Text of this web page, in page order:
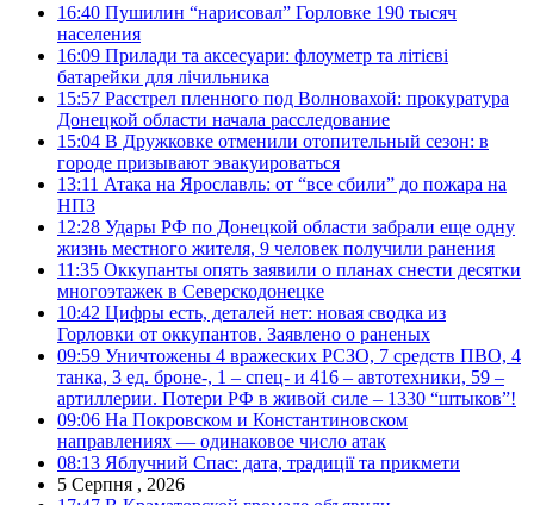
16:40 Пушилин “нарисовал” Горловке 190 тысяч
населения
16:09 Прилади та аксесуари: флоуметр та літієві
батарейки для лічильника
15:57 Расстрел пленного под Волновахой: прокуратура
Донецкой области начала расследование
15:04 В Дружковке отменили отопительный сезон: в
городе призывают эвакуироваться
13:11 Атака на Ярославль: от “все сбили” до пожара на
НПЗ
12:28 Удары РФ по Донецкой области забрали еще одну
жизнь местного жителя, 9 человек получили ранения
11:35 Оккупанты опять заявили о планах снести десятки
многоэтажек в Северскодонецке
10:42 Цифры есть, деталей нет: новая сводка из
Горловки от оккупантов. Заявлено о раненых
09:59 Уничтожены 4 вражеских РСЗО, 7 средств ПВО, 4
танка, 3 ед. броне-, 1 – спец- и 416 – автотехники, 59 –
артиллерии. Потери РФ в живой силе – 1330 “штыков”!
09:06 На Покровском и Константиновском
направлениях — одинаковое число атак
08:13 Яблучний Спас: дата, традиції та прикмети
5 Серпня , 2026